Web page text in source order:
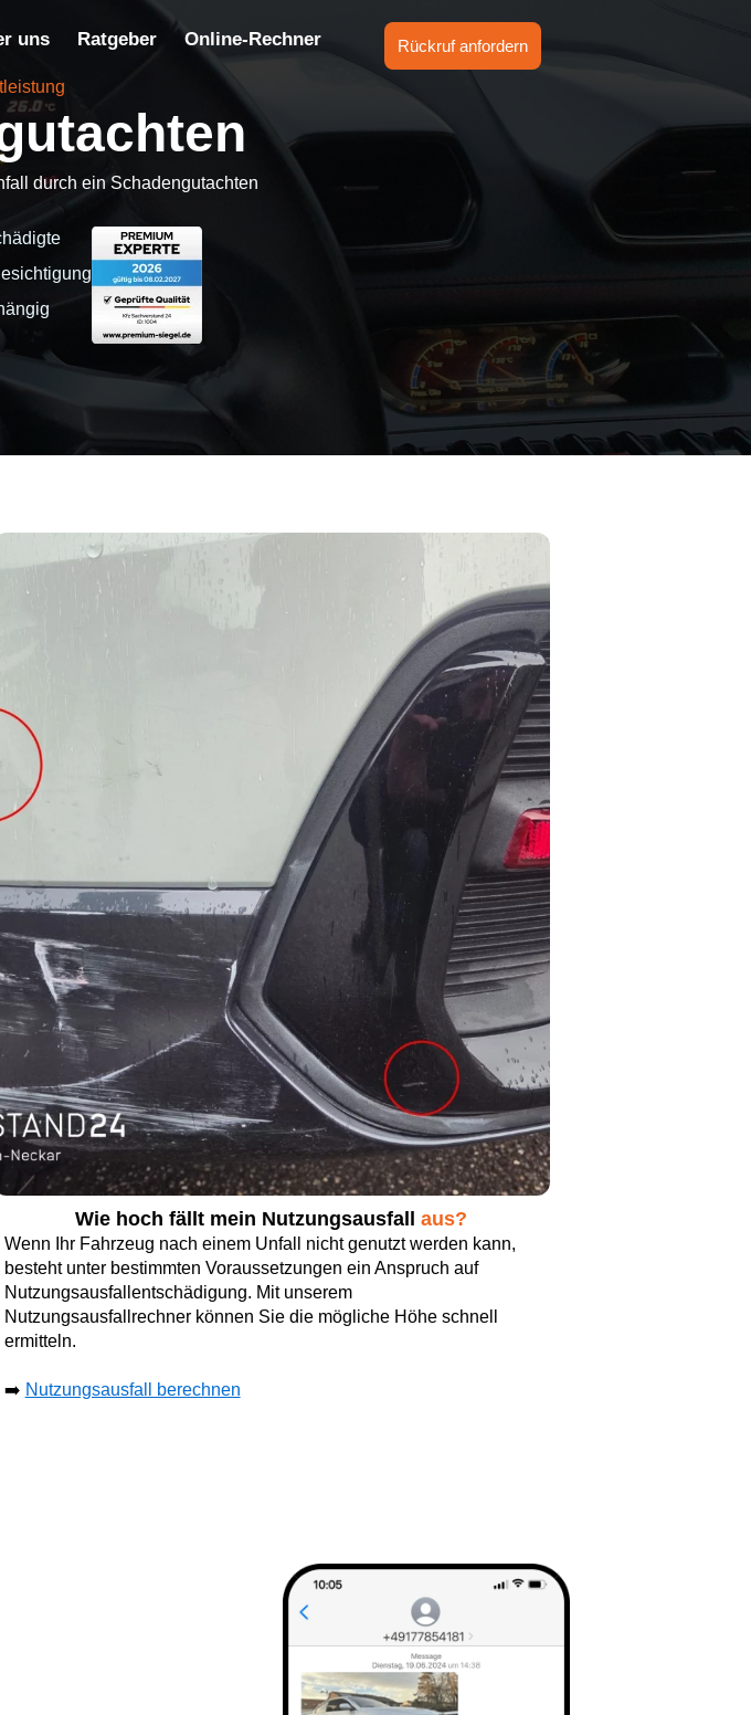
uns Ratgeber Online-Rechner Rückruf anfordern
durch ein Schadengutachten
Wie hoch fällt mein Nutzungsausfall aus?
Wenn Ihr Fahrzeug nach einem Unfall nicht genutzt werden kann,
besteht unter bestimmten Voraussetzungen ein Anspruch auf
Nutzungsausfallentschädigung. Mit unserem
Nutzungsausfallrechner können Sie die mögliche Höhe schnell
ermitteln.
➡️ Nutzungsausfall berechnen